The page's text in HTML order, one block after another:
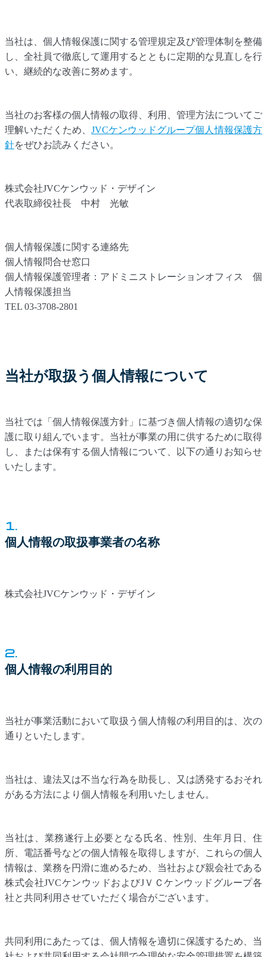
当社は、個人情報保護に関する管理規定及び管理体制を整備
し、全社員で徹底して運用するとともに定期的な見直しを行
い、継続的な改善に努めます。
当社のお客様の個人情報の取得、利用、管理方法についてご
理解いただくため、JVCケンウッドグループ個人情報保護方
針をぜひお読みください。
株式会社JVCケンウッド・デザイン
代表取締役社長 中村 光敏
個人情報保護に関する連絡先
個人情報問合せ窓口
個人情報保護管理者：アドミニストレーションオフィス 個
人情報保護担当
TEL 03-3708-2801
当社が取扱う個人情報について
当社では「個人情報保護方針」に基づき個人情報の適切な保
護に取り組んでいます。当社が事業の用に供するために取得
し、または保有する個人情報について、以下の通りお知らせ
いたします。
1.
個人情報の取扱事業者の名称
株式会社JVCケンウッド・デザイン
2.
個人情報の利用目的
当社が事業活動において取扱う個人情報の利用目的は、次の
通りといたします。
当社は、違法又は不当な行為を助長し、又は誘発するおそれ
がある方法により個人情報を利用いたしません。
当社は、業務遂行上必要となる氏名、性別、生年月日、住
所、電話番号などの個人情報を取得しますが、これらの個人
情報は、業務を円滑に進めるため、当社および親会社である
株式会社JVCケンウッドおよびJＶＣケンウッドグループ各
社と共同利用させていただく場合がございます。
共同利用にあたっては、個人情報を適切に保護するため、当